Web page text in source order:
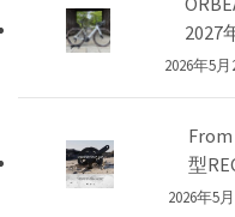
2027
2026年5月
型
2026年5